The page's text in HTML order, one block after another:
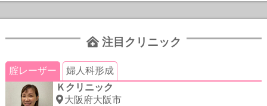
注目クリニック
腟レーザー
婦人科形成
Ｋクリニック
大阪府大阪市